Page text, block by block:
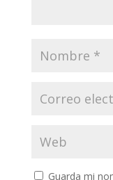
Guarda mi